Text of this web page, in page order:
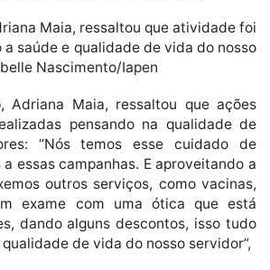
Maia, ressaltou que atividade foi
a saúde e qualidade de vida do nosso
Nascimento/Iapen
Adriana Maia, ressaltou que ações
pensando na qualidade de
“Nós temos esse cuidado de
essas campanhas. E aproveitando a
outros serviços, como vacinas,
exame com uma ótica que está
dando alguns descontos, isso tudo
de vida do nosso servidor”,